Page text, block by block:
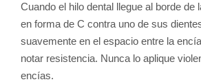
Cuando el hilo dental llegue al borde de
en forma de C contra uno de sus
suavemente en el espacio entre la
notar resistencia. Nunca lo aplique
encías.